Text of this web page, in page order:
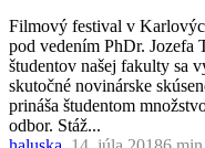
Filmový festival v
pod vedením PhDr. Jozefa
študentov našej fakulty sa
skutočné novinárske
prináša študentom
odbor. Stáž...